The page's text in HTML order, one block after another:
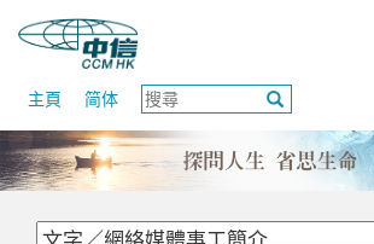
主頁 简体